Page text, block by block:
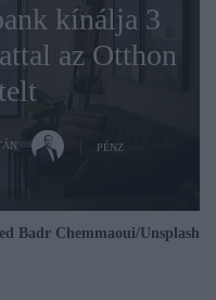
kínálja 3
az Otthon
PÉNZ
Badr Chemmaoui/Unsplash